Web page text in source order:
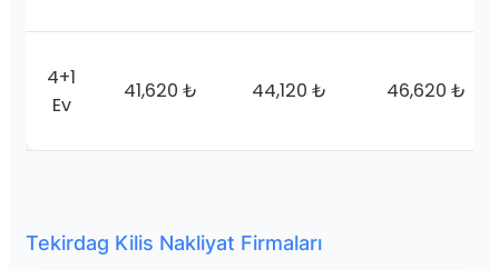
4+1
Ev
41,620 ₺ 44,120 ₺ 46,620 ₺
Tekirdag Kilis Nakliyat Firmaları